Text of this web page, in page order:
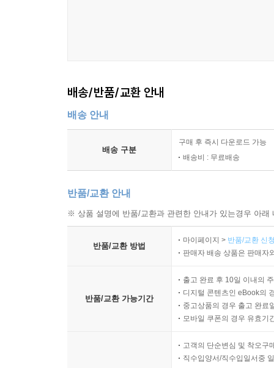
배송/반품/교환 안내
배송 안내
배송 구분
구매 후 즉시 다운로드 가능
배송비 : 무료배송
반품/교환 안내
※ 상품 설명에 반품/교환과 관련한 안내가 있는경우 아
반품/교환 방법
마이페이지 > 반품/교환 신
판매자 배송 상품은 판매자
반품/교환 가능기간
출고 완료 후 10일 이내의
디지털 콘텐츠인 eBook의
중고상품의 경우 출고 완료
모바일 쿠폰의 경우 유효기
고객의 단순변심 및 착오구
직수입양서/직수입일서중